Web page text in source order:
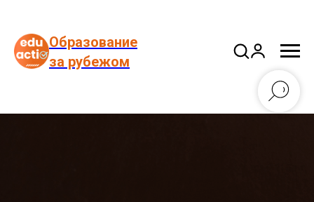
Образование
за рубежом